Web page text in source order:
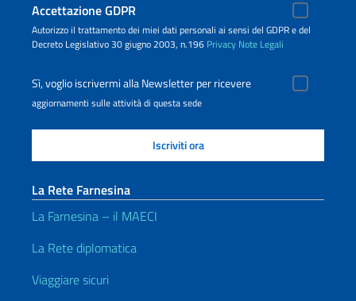
Accettazione GDPR
Autorizzo il trattamento dei miei dati personali ai sensi del GDPR e del
Decreto Legislativo 30 giugno 2003, n.196 Privacy Note Legali
Sì, voglio iscrivermi alla Newsletter per ricevere
aggiornamenti sulle attività di questa sede
La Rete Farnesina
La Farnesina – il MAECI
La Rete diplomatica
Viaggiare sicuri